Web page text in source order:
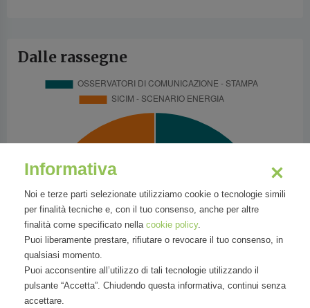
Dalle rassegne
Informativa
Noi e terze parti selezionate utilizziamo cookie o tecnologie simili
per finalità tecniche e, con il tuo consenso, anche per altre
finalità come specificato nella cookie policy.
Puoi liberamente prestare, rifiutare o revocare il tuo consenso, in
qualsiasi momento.
Puoi acconsentire all’utilizzo di tali tecnologie utilizzando il
pulsante “Accetta”. Chiudendo questa informativa, continui senza
accettare.